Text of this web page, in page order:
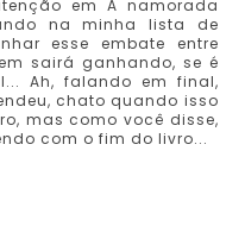
em A namorada
na minha lista de
esse embate entre
sairá ganhando, se é
Ah, falando em final,
chato quando isso
mas como você disse,
com o fim do livro...